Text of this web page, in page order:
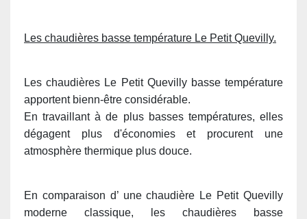
Les chaudières basse température Le Petit Quevilly.
Les chaudières Le Petit Quevilly basse température
apportent bienn-être considérable.
En travaillant à de plus basses températures, elles
dégagent plus d'économies et procurent une
atmosphère thermique plus douce.
En comparaison d’ une chaudière Le Petit Quevilly
moderne classique, les chaudières basse